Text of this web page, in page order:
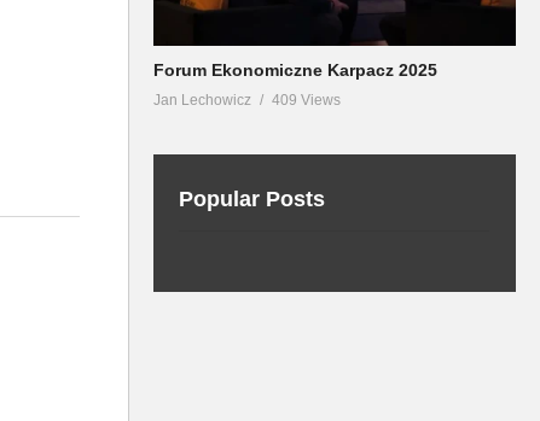
Forum Ekonomiczne Karpacz 2025
Jan Lechowicz 409 Views
Popular Posts